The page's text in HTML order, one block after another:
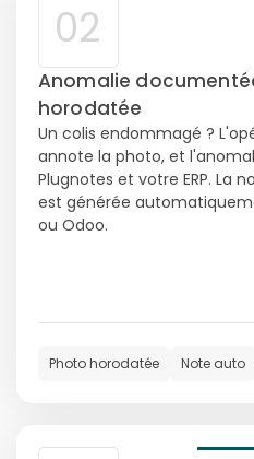
02
Anomalie
horodatée
Un colis endommagé ?
annote la photo, et
Plugnotes et votre ERP. La
est générée
ou Odoo.
Photo horodatée Note auto